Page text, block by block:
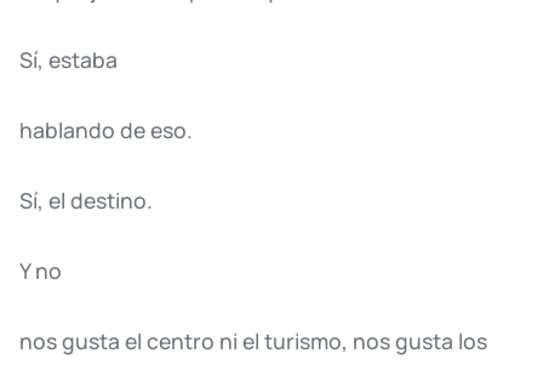
Sí, estaba
hablando deeso.
Sí, el destino.
Yno
nosgusta el centro ni el turismo, nosgusta los